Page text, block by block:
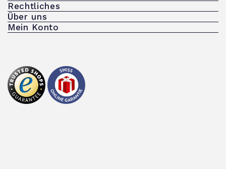
Rechtliches
Über uns
Mein Konto